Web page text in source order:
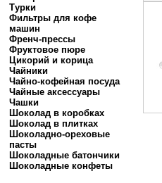
Турки
Фильтры для кофе
машин
Френч-прессы
Фруктовое пюре
Цикорий и корица
Чайники
Чайно-кофейная посуда
Чайные аксессуары
Чашки
Шоколад в коробках
Шоколад в плитках
Шоколадно-ореховые
пасты
Шоколадные батончики
Шоколадные конфеты